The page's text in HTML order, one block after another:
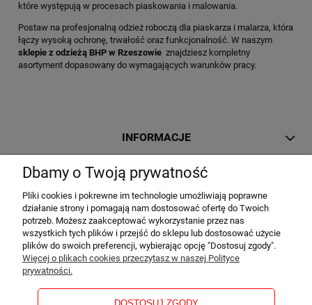
które występują w procesach piaskowania i malowania.
Postaw na profesjonalną odzież roboczą dla piaskarza i malarza, która
łączy wysoką ochronę, trwałość oraz funkcjonalność. W naszym
sklepie z odzieżą BHP w Rzeszowie znajdziesz kompletny
asortyment dopasowany do wymagających warunków pracy.
INFORMACJE
MOJE KONTO
PŁATNOŚCI I DOSTAWA
Dbamy o Twoją prywatność
Pliki cookies i pokrewne im technologie umożliwiają poprawne
działanie strony i pomagają nam dostosować ofertę do Twoich
potrzeb. Możesz zaakceptować wykorzystanie przez nas
wszystkich tych plików i przejść do sklepu lub dostosować użycie
plików do swoich preferencji, wybierając opcję "Dostosuj zgody".
Więcej o plikach cookies przeczytasz w naszej Polityce
prywatności.